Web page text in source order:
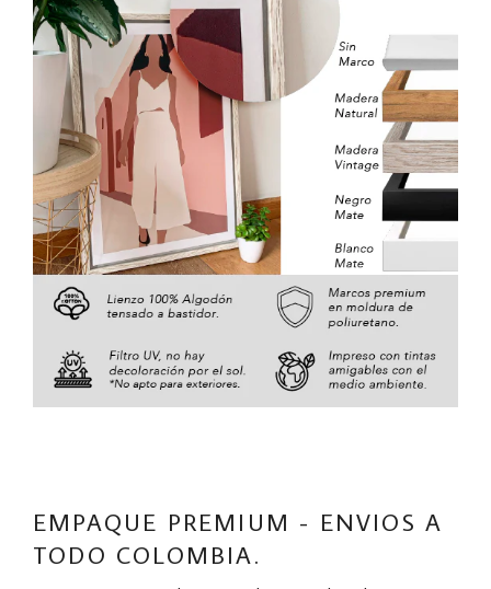
EMPAQUE PREMIUM - ENVIOS A
TODO COLOMBIA.